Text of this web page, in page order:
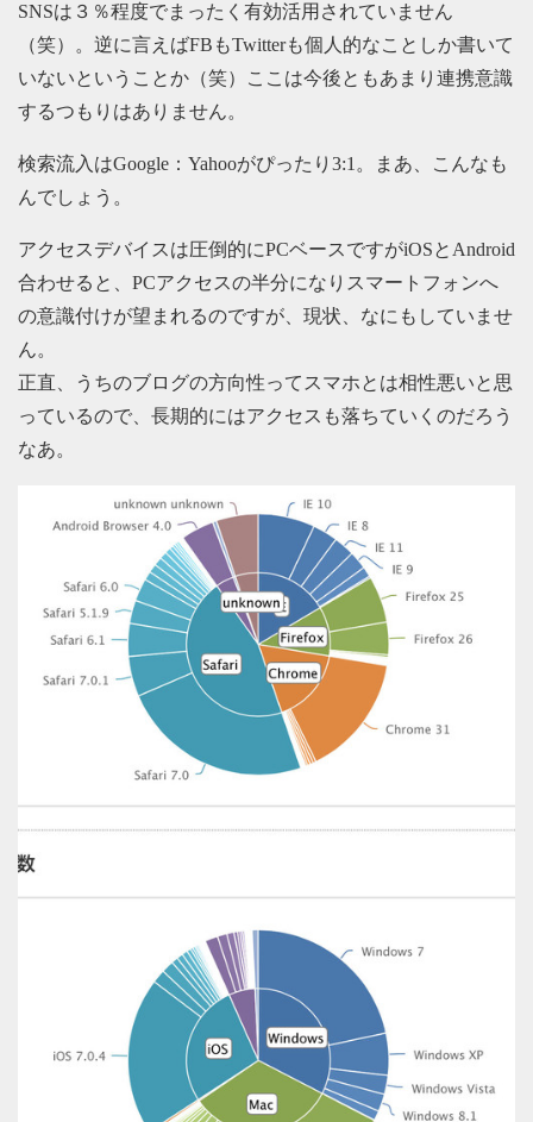
SNSは３％程度でまったく有効活用されていません
（笑）。逆に言えばFBもTwitterも個人的なことしか書いて
いないということか（笑）ここは今後ともあまり連携意識
するつもりはありません。
検索流入はGoogle：Yahooがぴったり3:1。まあ、こんなも
んでしょう。
アクセスデバイスは圧倒的にPCベースですがiOSとAndroid
合わせると、PCアクセスの半分になりスマートフォンへ
の意識付けが望まれるのですが、現状、なにもしていませ
ん。
正直、うちのブログの方向性ってスマホとは相性悪いと思
っているので、長期的にはアクセスも落ちていくのだろう
なあ。